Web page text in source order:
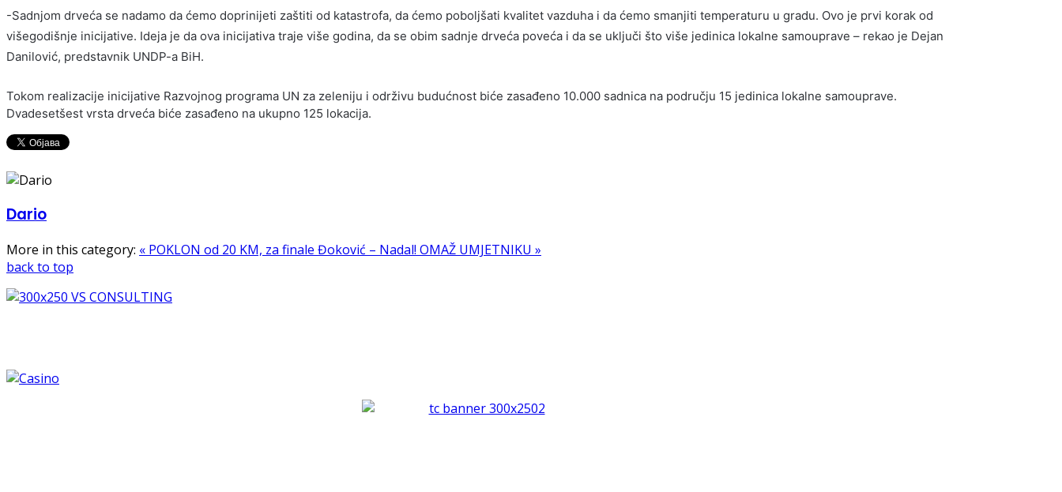
-Sadnjom drveća se nadamo da ćemo doprinijeti zaštiti od katastrofa, da ćemo poboljšati kvalitet vazduha i da ćemo smanjiti temperaturu u gradu. Ovo je prvi korak od
višegodišnje inicijative. Ideja je da ova inicijativa traje više godina, da se obim sadnje drveća poveća i da se uključi što više jedinica lokalne samouprave – rekao je Dejan
Danilović, predstavnik UNDP-a BiH.
Tokom realizacije inicijative Razvojnog programa UN za zeleniju i održivu budućnost biće zasađeno 10.000 sadnica na području 15 jedinica lokalne samouprave.
Dvadesetšest vrsta drveća biće zasađeno na ukupno 125 lokacija.
Dario
More in this category: « POKLON od 20 KM, za finale Đoković – Nadal! OMAŽ UMJETNIKU »
back to top